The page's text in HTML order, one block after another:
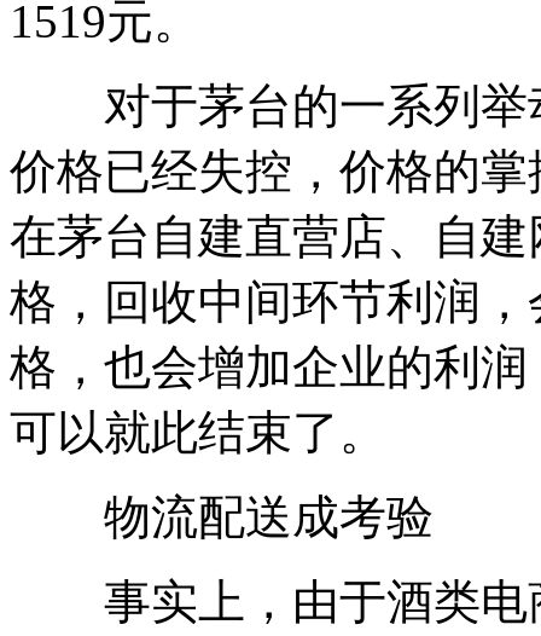
1519元。
对于茅台的一系列举
价格已经失控，价格的
在茅台自建直营店、自
格，回收中间环节利润
格，也会增加企业的利
可以就此结束了。
物流配送成考验
事实上，由于酒类电